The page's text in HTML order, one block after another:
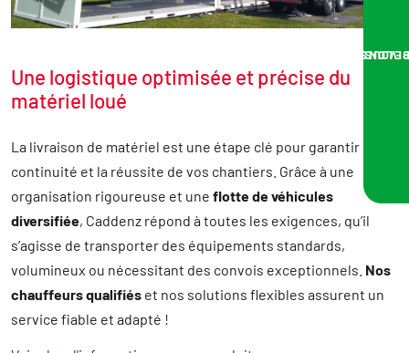
Une logistique optimisée et précise du
matériel loué
La livraison de matériel est une étape clé pour garantir la
continuité et la réussite de vos chantiers. Grâce à une
organisation rigoureuse et une flotte de véhicules
diversifiée, Caddenz répond à toutes les exigences, qu’il
s’agisse de transporter des équipements standards,
volumineux ou nécessitant des convois exceptionnels. Nos
chauffeurs qualifiés et nos solutions flexibles assurent un
service fiable et adapté !
NOUS VOUS